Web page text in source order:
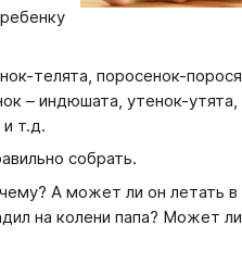
телята, поросенок-
– индюшата, утенок-утята,
т.д.
собрать.
А может ли он летать
на колени папа? Может